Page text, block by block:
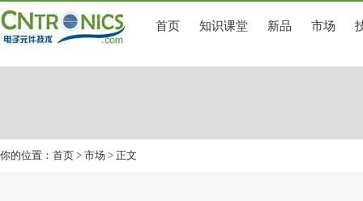
首页 知识课堂 新品 市场
你的位置： 首页 > 市场 > 正文